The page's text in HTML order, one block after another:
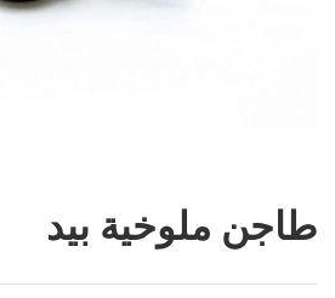
طاجن ملوخية بيد